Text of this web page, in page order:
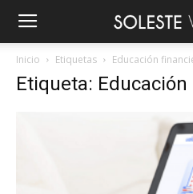
Inicio Etiquetas Educación
Etiqueta: